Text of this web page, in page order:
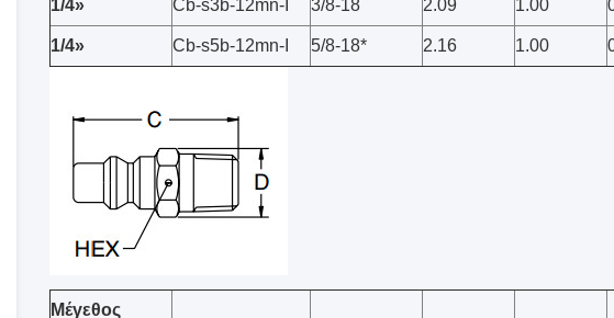
1/4» Cb-s3b-12mn-Ι 3/8-18 2.09 1.00
1/4» Cb-s5b-12mn-Ι 5/8-18* 2.16 1.00
Μέγεθος